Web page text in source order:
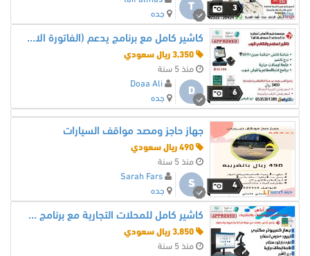
3
T
جده
6
كاشير كامل مع برنامج يدعم (الفاتورة الالكترونية)لهيئة الزكاة و الدخل
منذ 5 سنة
D
Doaa Ali
جده
4
جهاز حاجز ومصد مواقف السيارات
منذ 5 سنة
S
Sarah Fars
جده
كاشير كامل للمحلات التجارية مع برنامج معتمد من هيئة الزكاة والضريبة
منذ 5 سنة